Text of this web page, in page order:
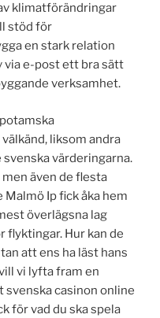
klimatförändringar
stöd för
en stark relation
via e-post ett bra sätt
verksamhet.
liksom andra
värderingarna.
även de flesta
Ip fick åka hem
överlägsna lag
flyktingar. Hur kan de
att ens ha läst hans
vi lyfta fram en
casinon online
för vad du ska spela